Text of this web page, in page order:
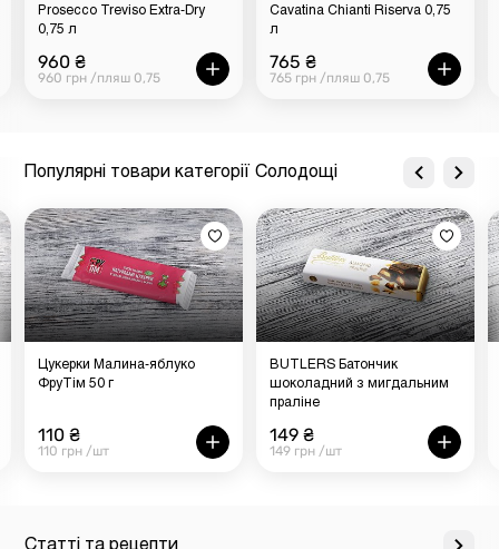
Prosecco Treviso Extra-Dry
0,75 л
960 ₴
960 грн /пляш 0,75
Cavatina Chianti Riserva 0,75
л
765 ₴
765 грн /пляш 0,75
Популярні товари категорії Солодощі
Цукерки Малина-яблуко
ФруТім 50 г
110 ₴
110 грн /шт
BUTLERS Батончик
шоколадний з мигдальним
праліне
149 ₴
149 грн /шт
Статті та рецепти